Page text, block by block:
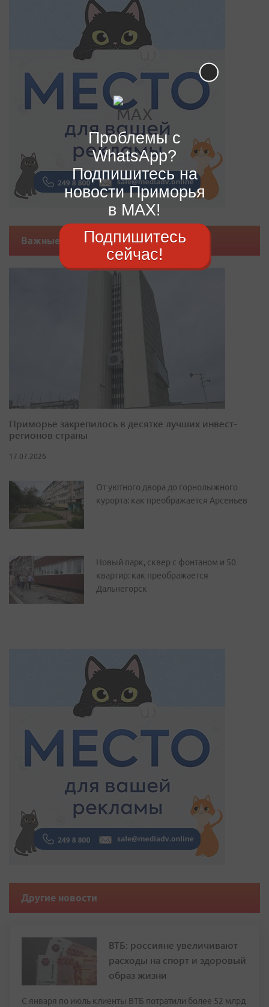
Важные новости
Приморье закрепилось в десятке лучших инвест-
регионов страны
17.07.2026
От уютного двора до горнолыжного
курорта: как преображается Арсеньев
Новый парк, сквер с фонтаном и 50
квартир: как преображается
Дальнегорск
Другие новости
ВТБ: россияне увеличивают
расходы на спорт и здоровый
образ жизни
С января по июль клиенты ВТБ потратили более 52 млрд
Проблемы с
WhatsApp?
Подпишитесь на
новости Приморья
в MAX!
Подпишитесь
сейчас!